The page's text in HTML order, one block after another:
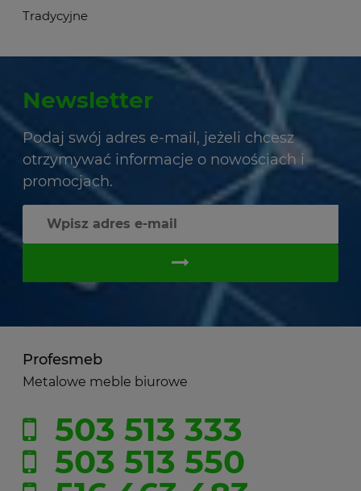
Tradycyjne
Newsletter
Podaj swój adres e-mail, jeżeli chcesz
otrzymywać informacje o nowościach i
promocjach.
Profesmeb
Metalowe meble biurowe
503 513 333
503 513 550